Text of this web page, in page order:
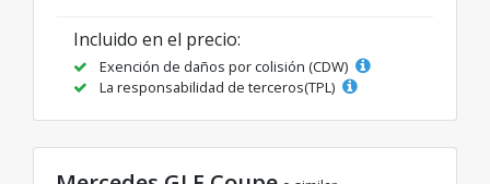
Incluido en el precio:
Exención de daños por colisión (CDW)
La responsabilidad de terceros(TPL)